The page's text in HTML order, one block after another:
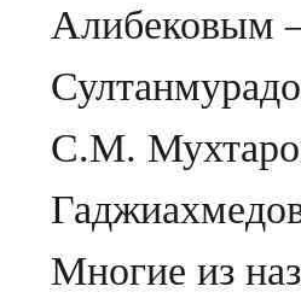
Алибековым
С.М.
Многие из